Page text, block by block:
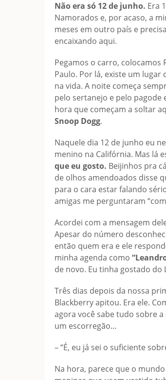
Não era só 12 de junho. Era
Namorados e, por acaso, a
meses em outro país e
encaixando aqui.
Pegamos o carro, colocamos
Paulo. Por lá, existe um lugar
na vida. A noite começa
pelo sertanejo e pelo pagode
hora que começam a soltar
Snoop Dogg.
Naquele dia 12 de junho eu
menino na Califórnia. Mas lá
que eu gosto. Beijinhos pra
de olhos amendoados disse
para o cara estar falando
amigas me perguntaram
Acordei com a mensagem
Apesar do número
então quem era e ele
minha agenda como
de novo. Eu tinha gostado
Três dias depois da nossa
Blackberry apitou. Era ele.
agora você sabe tudo sobre
um escorregão…
– “É, eu já sei o suficiente
Na hora, parece que o